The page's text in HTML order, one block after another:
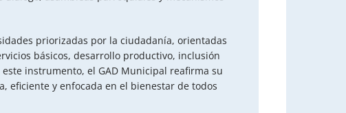
priorizadas por la ciudadanía, orientadas
básicos, desarrollo productivo, inclusión
instrumento, el GAD Municipal reafirma su
eficiente y enfocada en el bienestar de todos